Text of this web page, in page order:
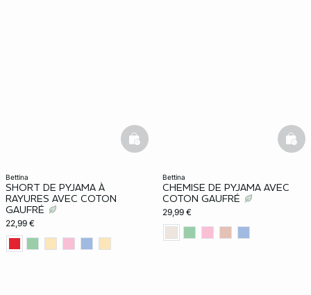
bettina
SHORT DE PYJAMA À
RAYURES AVEC COTON
GAUFRÉ
22,99 €
basketfull
bettina
CHEMISE DE PYJAMA AVEC
COTON GAUFRÉ
29,99 €